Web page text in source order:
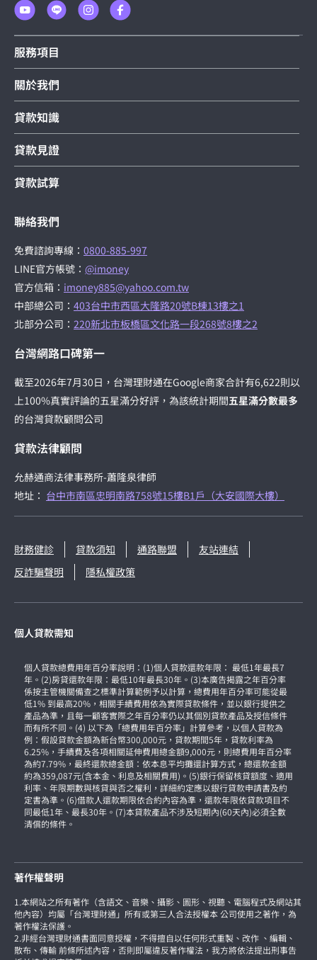
服務項目
關於我們
貸款知識
貸款見證
貸款試算
聯絡我們
免費諮詢專線： 0800-885-997
LINE官方帳號： @imoney
官方信箱： imoney885@yahoo.com.tw
中部總公司： 403台中市西區大隆路20號B棟13樓之1
北部分公司： 220新北市板橋區文化路一段268號8樓之2
台灣網路口碑第一
截至2026年7月30日，台灣理財通在Google商家合計有6,622則以
上100%真實評論的五星滿分好評，為該統計期間五星滿分數最多
的台灣貸款顧問公司
貸款法律顧問
允赫通商法律事務所-蕭隆泉律師
地址： 台中市南區忠明南路758號15樓B1戶（大安國際大樓）
財務健診 貸款須知 通路聯盟
友站連結
反詐騙聲明
隱私權政策
個人貸款需知
個人貸款總費用年百分率說明：(1)個人貸款還款年限： 最低1年最長7
年。(2)房貸還款年限：最低10年最長30年。(3)本廣告揭露之年百分率
係按主管機關備查之標準計算範例予以計算，總費用年百分率可能從最
低1% 到最高20%，相關手續費用依為實際貸款條件，並以銀行提供之
產品為準，且每一顧客實際之年百分率仍以其個別貸款產品及授信條件
而有所不同。(4) 以下為「總費用年百分率」計算參考，以個人貸款為
例：假設貸款金額為新台幣300,000元，貸款期間5年，貸款利率為
6.25%，手續費及各項相關延伸費用總金額9,000元，則總費用年百分率
為約7.79%，最終還款總金額：依本息平均攤還計算方式，總還款金額
約為359,087元(含本金、利息及相關費用)。(5)銀行保留核貸額度、適用
利率、年限期數與核貸與否之權利，詳細約定應以銀行貸款申請書及約
定書為準。(6)借款人還款期限依合約內容為準，還款年限依貸款項目不
同最低1年、最長30年。(7)本貸款產品不涉及短期內(60天內)必須全數
清償的條件。
著作權聲明
1.本網站之所有著作（含語文、音樂、攝影、圖形、視聽、電腦程式及網站其
他內容）均屬「台灣理財通」所有或第三人合法授權本 公司使用之著作，為
著作權法保護。
2.非經台灣理財通書面同意授權，不得擅自以任何形式重製、改作 、編輯、
散布、傳輸 前條所述內容，否則即屬違反著作權法，我方將依法提出刑事告